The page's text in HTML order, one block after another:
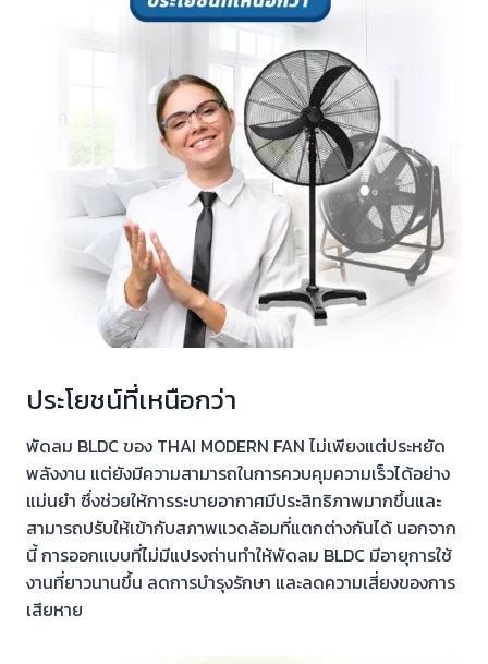
ประโยชน์ที่เหนือกว่า
พัดลม BLDC ของ THAI MODERN FAN ไม่เพียงแต่ประหยัด
พลังงาน แต่ยังมีความสามารถในการควบคุมความเร็วได้อย่าง
แม่นยำ ซึ่งช่วยให้การระบายอากาศมีประสิทธิภาพมากขึ้นและ
สามารถปรับให้เข้ากับสภาพแวดล้อมที่แตกต่างกันได้ นอกจาก
นี้ การออกแบบที่ไม่มีแปรงถ่านทำให้พัดลม BLDC มีอายุการใช้
งานที่ยาวนานขึ้น ลดการบำรุงรักษา และลดความเสี่ยงของการ
เสียหาย